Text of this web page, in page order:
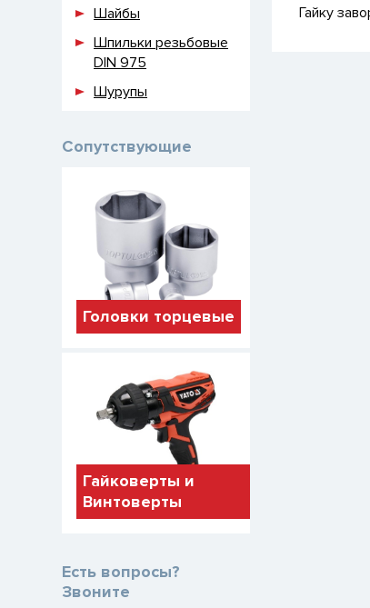
Шайбы
Шпильки резьбовые
DIN 975
Шурупы
Сопутствующие
Головки торцевые
Гайковерты и
Винтоверты
Есть вопросы?
Звоните
Гайку